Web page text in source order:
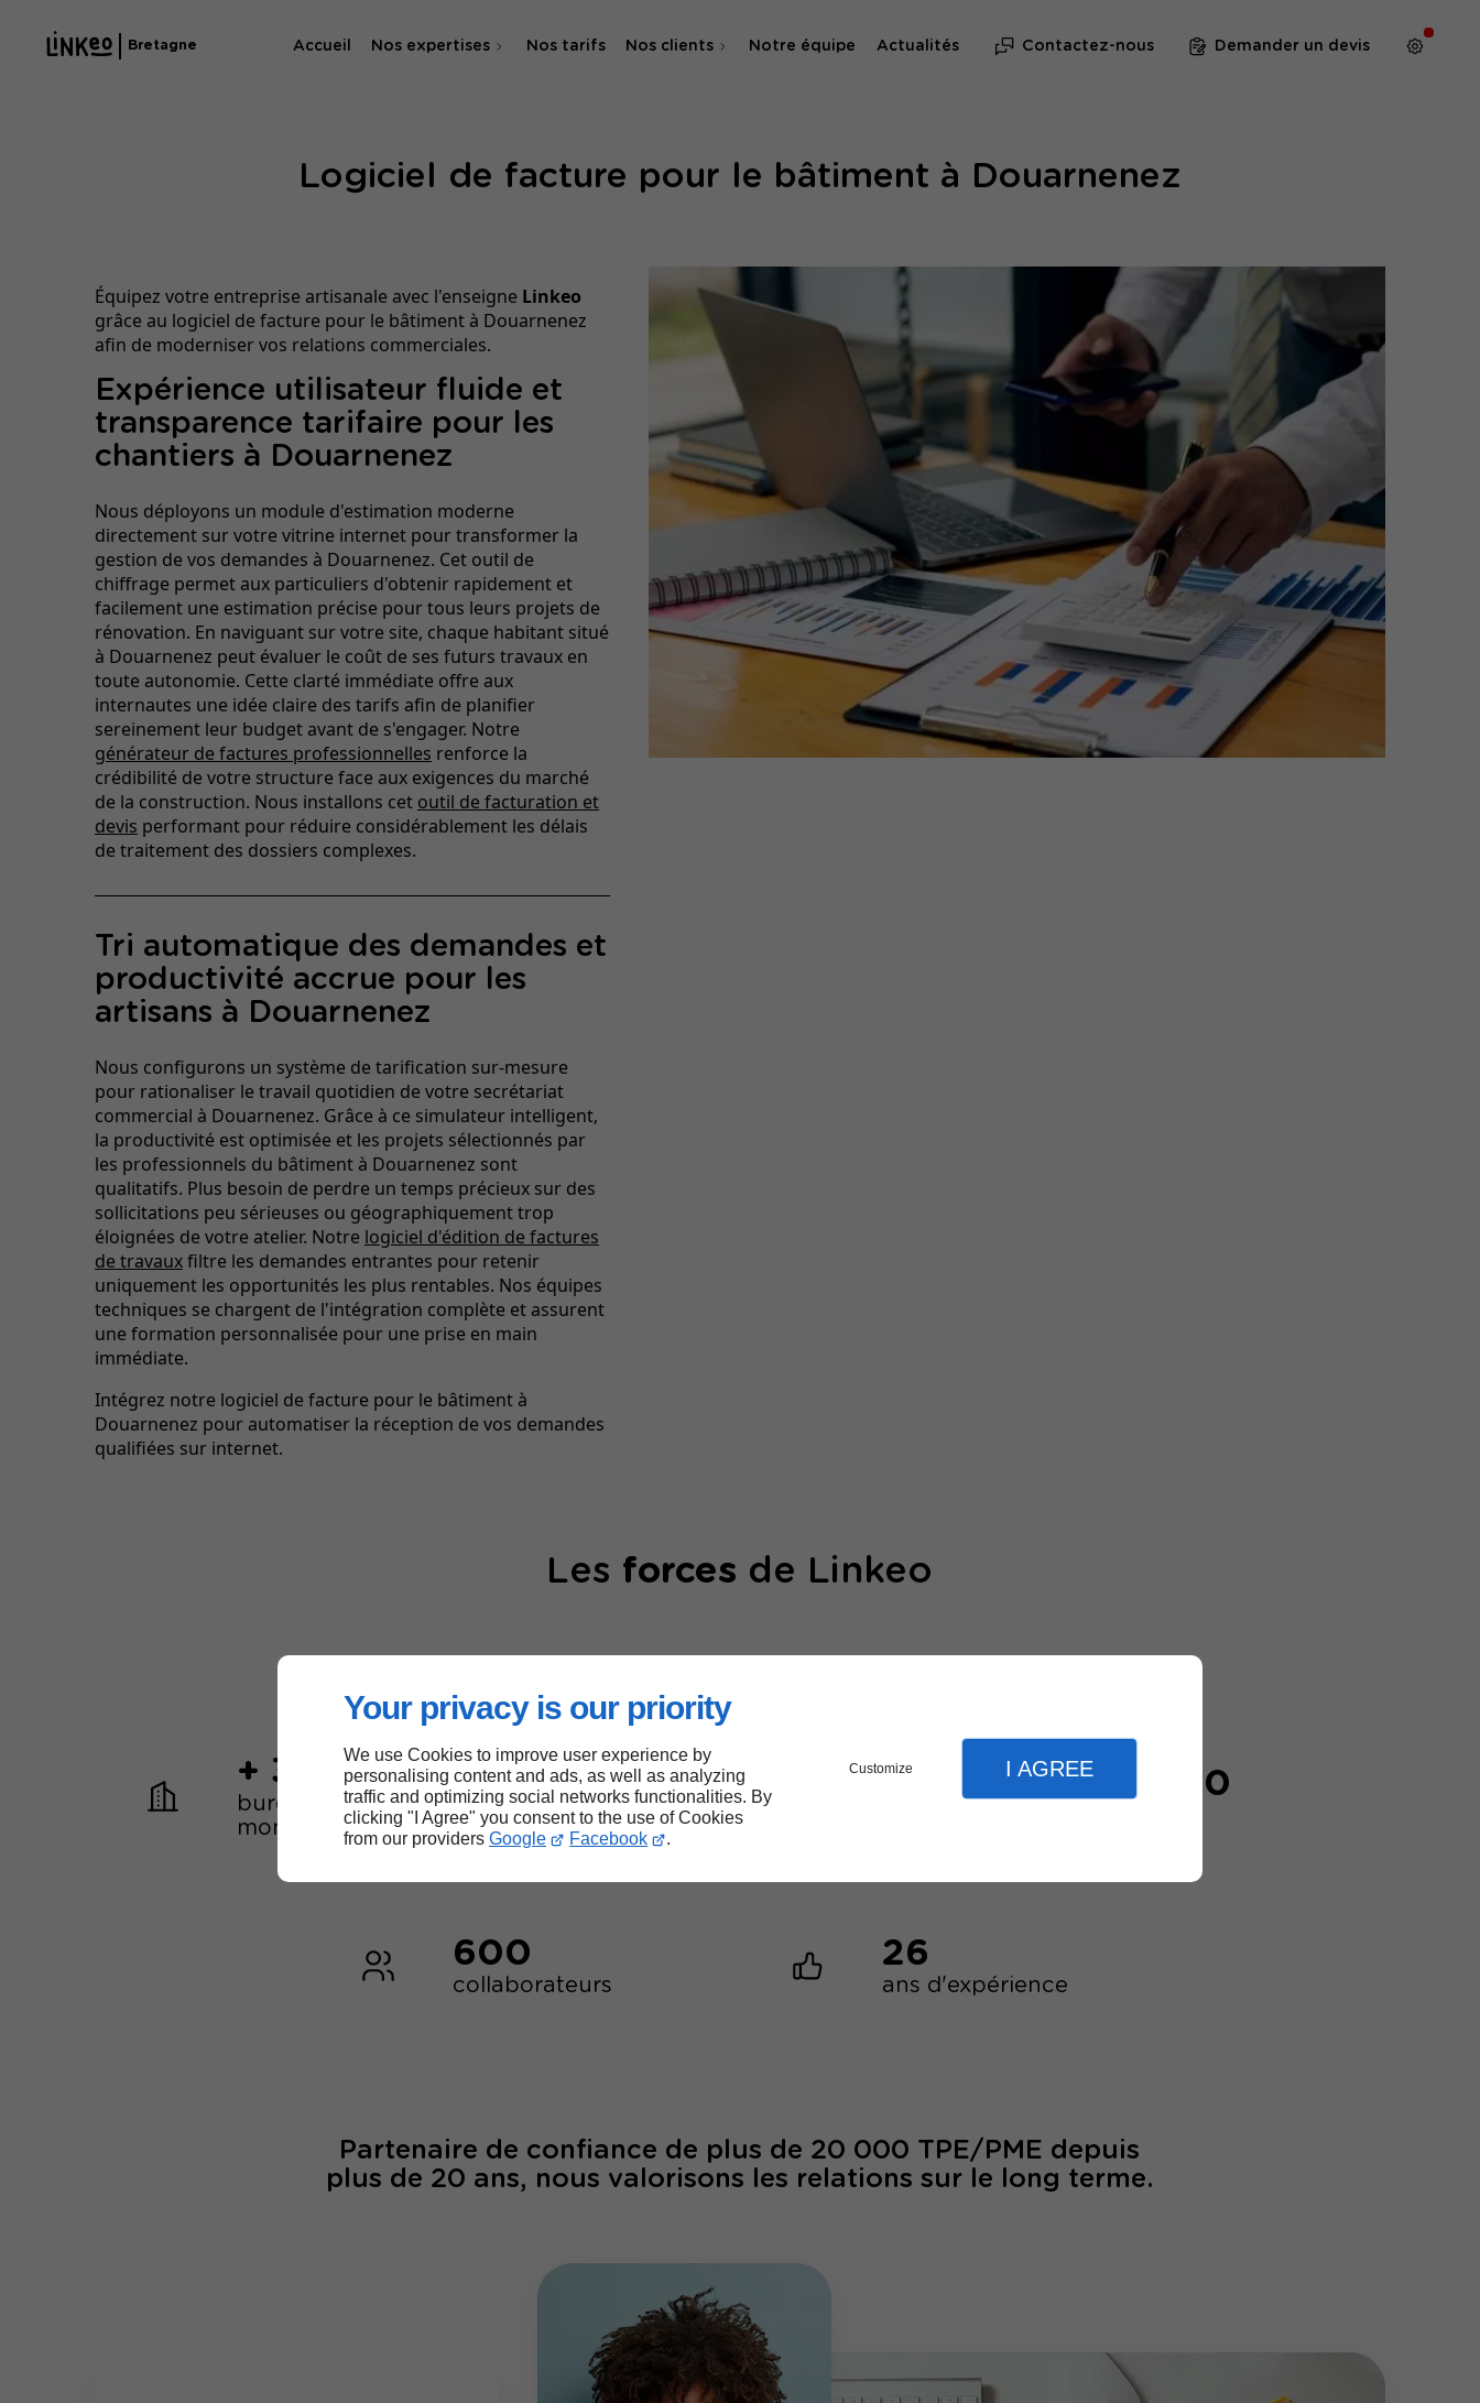
Your privacy is our priority
We use Cookies to improve user experience by
personalising content and ads, as well as analyzing
traffic and optimizing social networks functionalities. By
clicking "I Agree" you consent to the use of Cookies
from our providers Google Facebook .
Customize I AGREE
Bretagne Accueil Nos expertises
Agence SEA & SMA
Nos tarifs Nos clients Notre équipe Actualités Contactez-nous Demander un devis
Logiciel de facture pour le bâtiment à Douarnenez
Équipez votre entreprise artisanale avec l'enseigne Linkeo
grâce au logiciel de facture pour le bâtiment à Douarnenez
afin de moderniser vos relations commerciales.
Expérience utilisateur fluide et
transparence tarifaire pour les
chantiers à Douarnenez
Nous déployons un module d'estimation moderne
directement sur votre vitrine internet pour transformer la
gestion de vos demandes à Douarnenez. Cet outil de
chiffrage permet aux particuliers d'obtenir rapidement et
facilement une estimation précise pour tous leurs projets de
rénovation. En naviguant sur votre site, chaque habitant situé
à Douarnenez peut évaluer le coût de ses futurs travaux en
toute autonomie. Cette clarté immédiate offre aux
internautes une idée claire des tarifs afin de planifier
sereinement leur budget avant de s'engager. Notre
générateur de factures professionnelles renforce la
crédibilité de votre structure face aux exigences du marché
de la construction. Nous installons cet outil de facturation et
devis performant pour réduire considérablement les délais
de traitement des dossiers complexes.
Tri automatique des demandes et
productivité accrue pour les
artisans à Douarnenez
Nous configurons un système de tarification sur-mesure
pour rationaliser le travail quotidien de votre secrétariat
commercial à Douarnenez. Grâce à ce simulateur intelligent,
la productivité est optimisée et les projets sélectionnés par
les professionnels du bâtiment à Douarnenez sont
qualitatifs. Plus besoin de perdre un temps précieux sur des
sollicitations peu sérieuses ou géographiquement trop
éloignées de votre atelier. Notre logiciel d'édition de factures
de travauxfiltre les demandes entrantes pour retenir
uniquement les opportunités les plus rentables. Nos équipes
techniques se chargent de l'intégration complète et assurent
une formation personnalisée pour une prise en main
immédiate.
Intégrez notre logiciel de facture pour le bâtiment à
Douarnenez pour automatiser la réception de vos demandes
qualifiées sur internet.
Les forces de Linkeo
+ 30
bureaux dans le
monde
40000
sites web créés
20000
600
collaborateurs
26
ans d'expérience
Partenaire de confiance de plus de 20 000 TPE/PME depuis
plus de 20 ans, nous valorisons les relations sur le long terme.